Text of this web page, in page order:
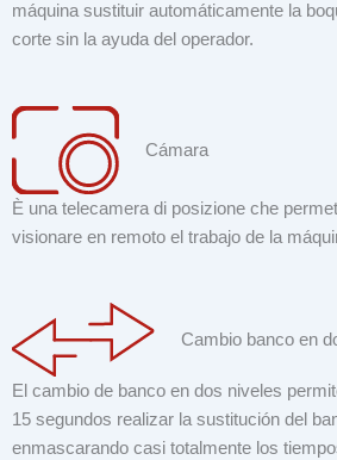
máquina sustituir automáticamente la
corte sin la ayuda del operador.
Cámara
È una telecamera di posizione che
visionare en remoto el trabajo de la
Cambio banco en
El cambio de banco en dos niveles
15 segundos realizar la sustitución del
enmascarando casi totalmente los